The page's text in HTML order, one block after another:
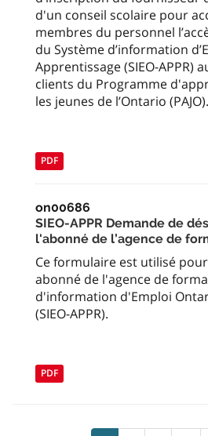
d'un conseil scolaire pour
membres du personnel
du Système d’information
Apprentissage (SIEO-APPR)
clients du Programme
les jeunes de l’Ontario (PAJO).
PDF
on00686
SIEO-APPR Demande de
l'abonné de l’agence de
Ce formulaire est utilisé
abonné de l'agence de
d'information d'Emploi
(SIEO-APPR).
PDF